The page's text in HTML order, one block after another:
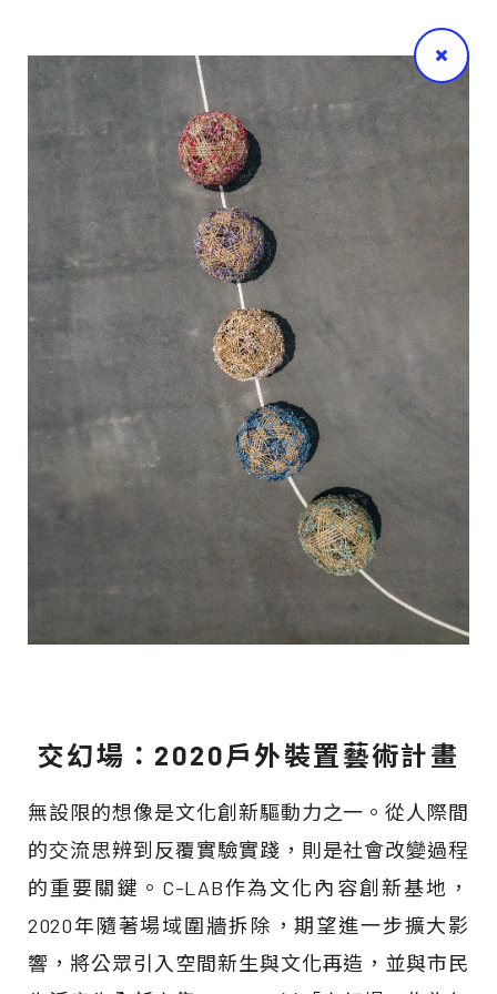
交幻場：2020戶外裝置藝術計畫
無設限的想像是文化創新驅動力之一。從人際間
的交流思辨到反覆實驗實踐，則是社會改變過程
的重要關鍵。C-LAB作為文化內容創新基地，
2020年隨著場域圍牆拆除，期望進一步擴大影
響，將公眾引入空間新生與文化再造，並與市民